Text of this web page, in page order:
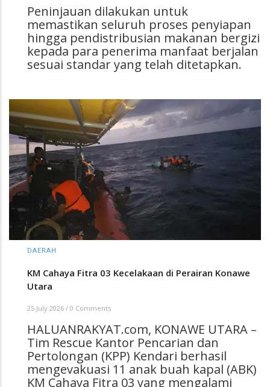
Peninjauan dilakukan untuk
memastikan seluruh proses penyiapan
hingga pendistribusian makanan bergizi
kepada para penerima manfaat berjalan
sesuai standar yang telah ditetapkan.
DAERAH
KM Cahaya Fitra 03 Kecelakaan di Perairan Konawe
Utara
25 July 2026 / 0 Comments
HALUANRAKYAT.com, KONAWE UTARA –
Tim Rescue Kantor Pencarian dan
Pertolongan (KPP) Kendari berhasil
mengevakuasi 11 anak buah kapal (ABK)
KM Cahaya Fitra 03 yang mengalami